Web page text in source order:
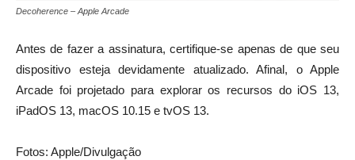
Decoherence – Apple Arcade
Antes de fazer a assinatura, certifique-se apenas de que seu
dispositivo esteja devidamente atualizado. Afinal, o Apple
Arcade foi projetado para explorar os recursos do iOS 13,
iPadOS 13, macOS 10.15 e tvOS 13.
Fotos: Apple/Divulgação